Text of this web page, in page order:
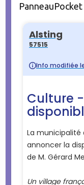
PanneauPocket